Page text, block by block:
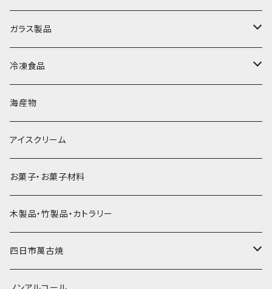
直径70mm
直径65mm
角氷
砕氷
氷河の氷
氷アイテム
無果汁1.8Lパック
無果汁1Lパック
無添加瓶シロップ
かき氷機・かき氷器
かき氷カップ
発泡スチロール無地-使い捨て
発泡スチロールプリント柄
かき氷スプーン・スプーンストロー
プラスチック・スプーン
プラスチック・スプーンストロー
コンデンスミルク・練乳・あんこ
かき氷セット
その他かき氷用品
ドライアイス3ｋｇ
ドライアイス4ｋｇ
ドライアイス5ｋｇ
ドライアイス8ｋｇ
ドライアイス10ｋｇ
ドライアイス15ｋｇ
ドライアイス20ｋｇ
ドライアイス25ｋｇ
ガラス製品
オンザロック・グラス
ビール・グラス
タンブラー
かき氷器
冷凍食品
肉まん・あんまん
パスタ・スパゲッティ
惣菜
海産物
アイスクリーム
お菓子・お菓子材料
木製品・竹製品・カトラリー
四日市萬古焼
土鍋・土釜